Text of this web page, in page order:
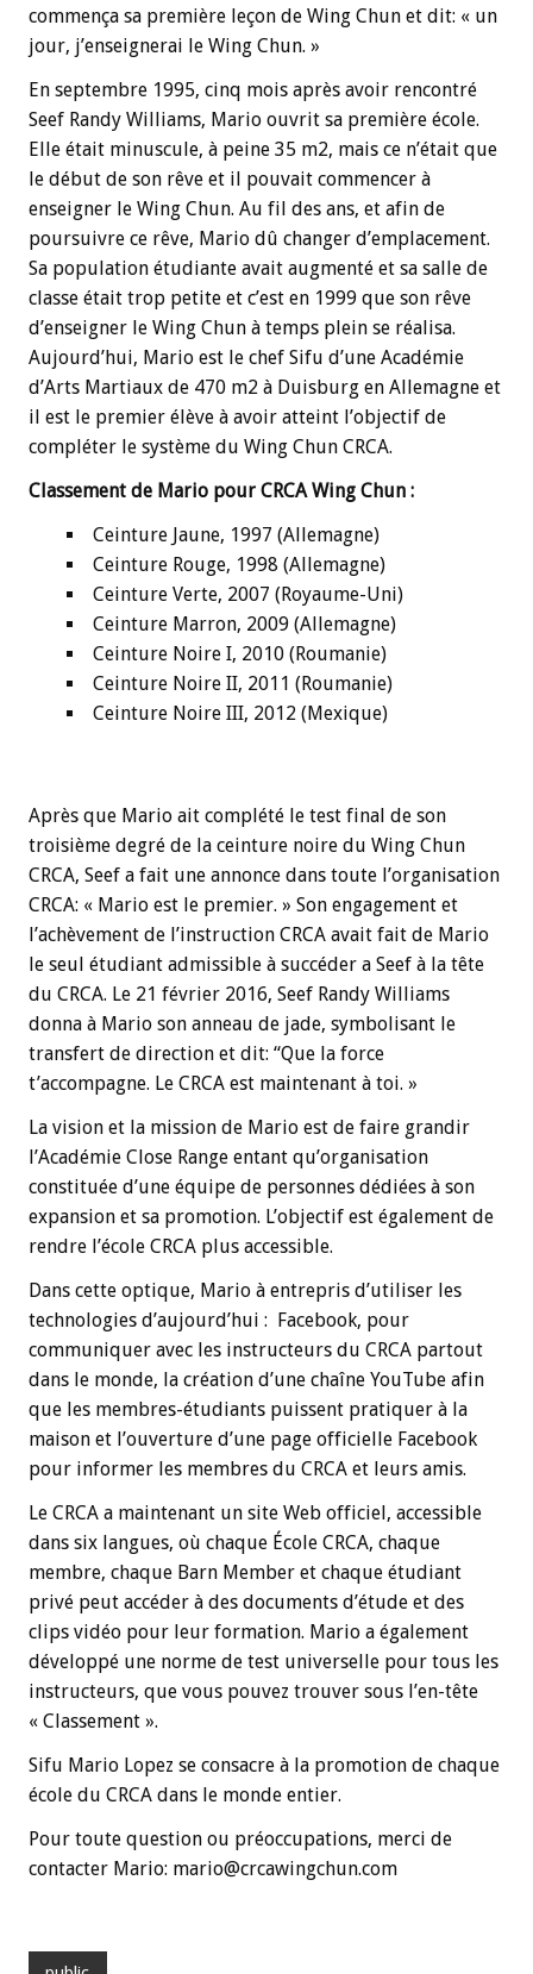
commença sa première leçon de Wing Chun et dit: « un
jour, j’enseignerai le Wing Chun. »
En septembre 1995, cinq mois après avoir rencontré
Seef Randy Williams, Mario ouvrit sa première école.
Elle était minuscule, à peine 35 m2, mais ce n’était que
le début de son rêve et il pouvait commencer à
enseigner le Wing Chun. Au fil des ans, et afin de
poursuivre ce rêve, Mario dû changer d’emplacement.
Sa population étudiante avait augmenté et sa salle de
classe était trop petite et c’est en 1999 que son rêve
d’enseigner le Wing Chun à temps plein se réalisa.
Aujourd’hui, Mario est le chef Sifu d’une Académie
d’Arts Martiaux de 470 m2 à Duisburg en Allemagne et
il est le premier élève à avoir atteint l’objectif de
compléter le système du Wing Chun CRCA.
Classement de Mario pour CRCA Wing Chun :
Ceinture Jaune, 1997 (Allemagne)
Ceinture Rouge, 1998 (Allemagne)
Ceinture Verte, 2007 (Royaume-Uni)
Ceinture Marron, 2009 (Allemagne)
Ceinture Noire I, 2010 (Roumanie)
Ceinture Noire II, 2011 (Roumanie)
Ceinture Noire III, 2012 (Mexique)
Après que Mario ait complété le test final de son
troisième degré de la ceinture noire du Wing Chun
CRCA, Seef a fait une annonce dans toute l’organisation
CRCA: « Mario est le premier. » Son engagement et
l’achèvement de l’instruction CRCA avait fait de Mario
le seul étudiant admissible à succéder a Seef à la tête
du CRCA. Le 21 février 2016, Seef Randy Williams
donna à Mario son anneau de jade, symbolisant le
transfert de direction et dit: “Que la force
t’accompagne. Le CRCA est maintenant à toi. »
La vision et la mission de Mario est de faire grandir
l’Académie Close Range entant qu’organisation
constituée d’une équipe de personnes dédiées à son
expansion et sa promotion. L’objectif est également de
rendre l’école CRCA plus accessible.
Dans cette optique, Mario à entrepris d’utiliser les
technologies d’aujourd’hui : Facebook, pour
communiquer avec les instructeurs du CRCA partout
dans le monde, la création d’une chaîne YouTube afin
que les membres-étudiants puissent pratiquer à la
maison et l’ouverture d’une page officielle Facebook
pour informer les membres du CRCA et leurs amis.
Le CRCA a maintenant un site Web officiel, accessible
dans six langues, où chaque École CRCA, chaque
membre, chaque Barn Member et chaque étudiant
privé peut accéder à des documents d’étude et des
clips vidéo pour leur formation. Mario a également
développé une norme de test universelle pour tous les
instructeurs, que vous pouvez trouver sous l’en-tête
« Classement ».
Sifu Mario Lopez se consacre à la promotion de chaque
école du CRCA dans le monde entier.
Pour toute question ou préoccupations, merci de
contacter Mario: mario@crcawingchun.com